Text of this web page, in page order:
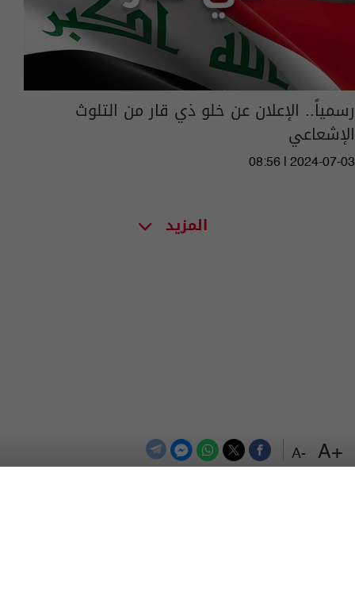
+A
-A
رسمياً.. الإعلان عن خلو ذي قار من التلوث
الإشعاعي
08:56 | 2024-07-03
المزيد